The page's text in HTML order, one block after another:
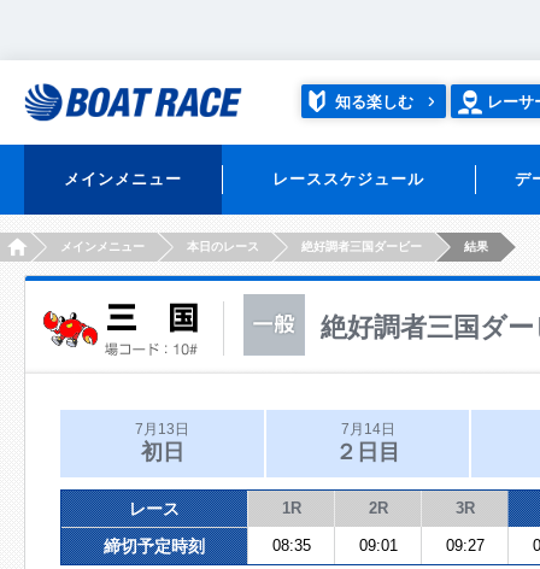
知る楽しむ レーサ
メインメニュー レーススケジュール デ
HOMEメインメニュー 本日のレース 絶好調者三国ダービー 結果
絶好調者三国ダ
7月13日
初日
7月14日
２日目
レース 1R 2R 3R
締切予定時刻 08:35 09:01 09:27